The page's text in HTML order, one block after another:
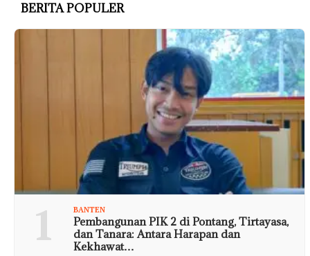
BERITA POPULER
1 BANTEN
Pembangunan PIK 2 di Pontang, Tirtayasa,
dan Tanara: Antara Harapan dan
Kekhawat…